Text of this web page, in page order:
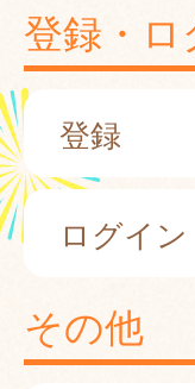
登録・ロ
登録
ログイン
その他